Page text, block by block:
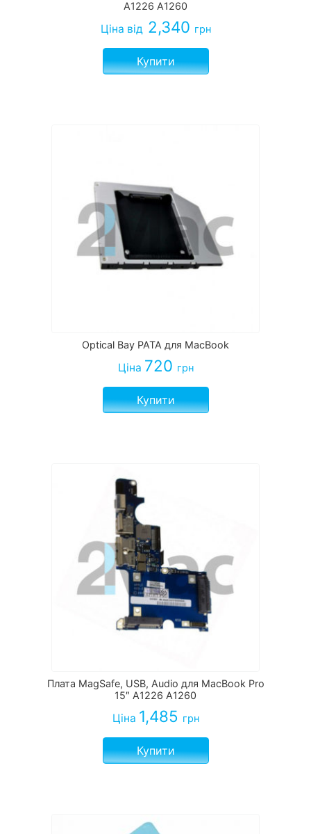
A1226 A1260
Ціна від 2,340 грн
Купити
Optical Bay PATA для MacBook
Ціна 720 грн
Купити
Плата MagSafe, USB, Audio для MacBook Pro
15″ A1226 A1260
Ціна 1,485 грн
Купити